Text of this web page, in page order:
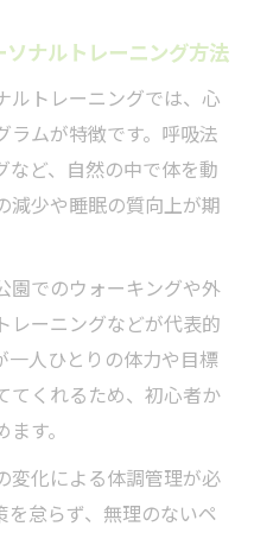
を高める自然体験ト
然派パーソナルトレー
ーニング法徹底解説
パーソナルトレーニ
ーニングで体力アッ
役立つパーソナルト
グでアウトドアのパ
ナルトレーニング方法
ルトレーニングでは、心
ラムが特徴です。呼吸法
など、自然の中で体を動
減少や睡眠の質向上が期
園でのウォーキングや外
レーニングなどが代表的
一人ひとりの体力や目標
てくれるため、初心者か
す。
変化による体調管理が必
怠らず、無理のないペ